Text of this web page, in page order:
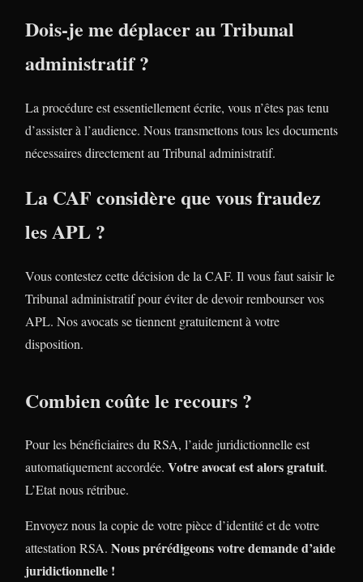
Dois-je me déplacer au Tribunal
administratif ?
La procédure est essentiellement écrite, vous n’êtes pas tenu
d’assister à l’audience. Nous transmettons tous les documents
nécessaires directement au Tribunal administratif.
La CAF considère que vous fraudez
les APL ?
Vous contestez cette décision de la CAF. Il vous faut saisir le
Tribunal administratif pour éviter de devoir rembourser vos
APL. Nos avocats se tiennent gratuitement à votre
disposition.
Combien coûte le recours ?
Pour les bénéficiaires du RSA, l’aide juridictionnelle est
automatiquement accordée. Votre avocat est alors gratuit.
L’Etat nous rétribue.
Envoyez nous la copie de votre pièce d’identité et de votre
attestation RSA. Nous prérédigeons votre demande d’aide
juridictionnelle !